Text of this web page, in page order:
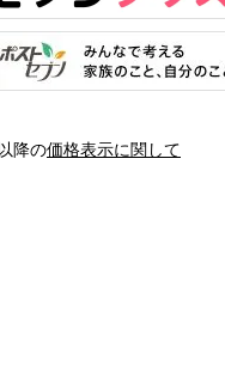
降の価格表示に関して